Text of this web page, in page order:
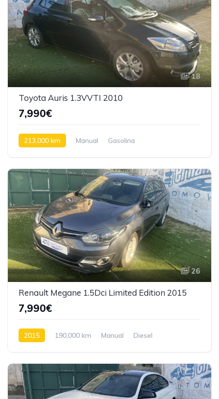
18
Toyota Auris 1.3VVTI 2010
7,990€
213,000 km Manual
Gasolina
26
Renault Megane 1.5Dci Limited Edition 2015
7,990€
2015 190,000 km Manual
Diesel